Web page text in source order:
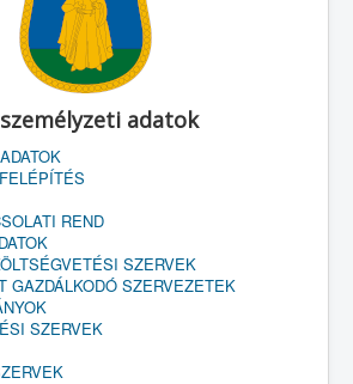
adatok
REND
SZERVEK
GAZDÁLKODÓ SZERVEZETEK
SZERVEK